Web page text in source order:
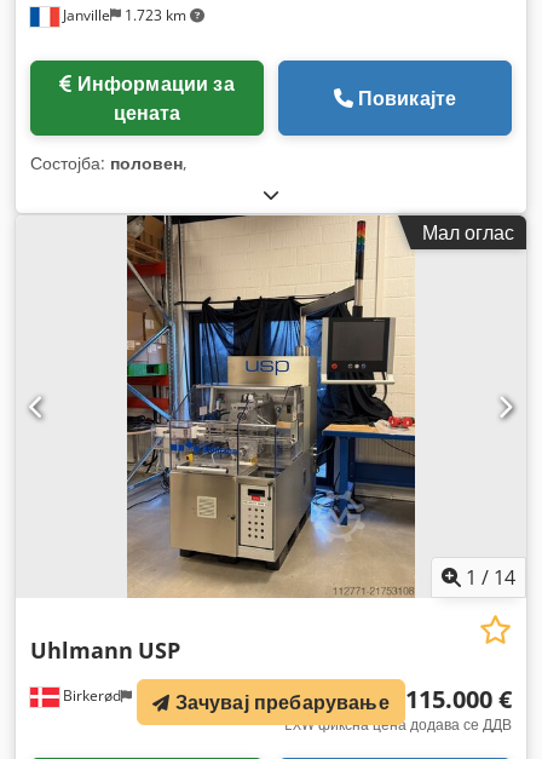
Janville 1.723 km
цената
Повикајте
Состојба: половен,
Мал оглас
1 / 14
Birkerød 1.722 km
Uhlmann USP
115.000 €
EXW фиксна цена додава се ДДВ
Зачувај пребарување